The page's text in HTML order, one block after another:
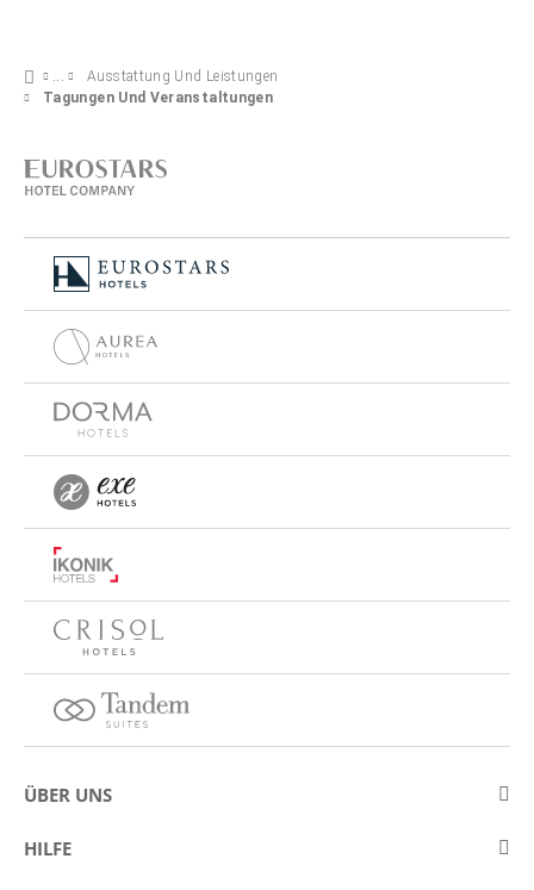
Ausstattung Und Leistungen
Tagungen Und Veranstaltungen
ÜBER UNS
Über Eurostars Hotel Company
HILFE